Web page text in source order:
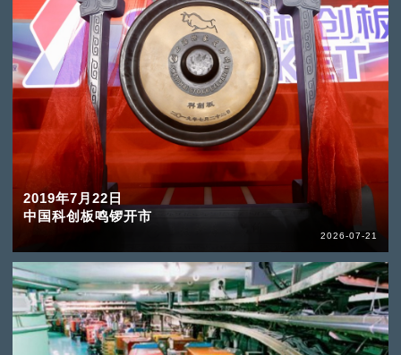
2019年7月22日
中国科创板鸣锣开市
2026-07-21